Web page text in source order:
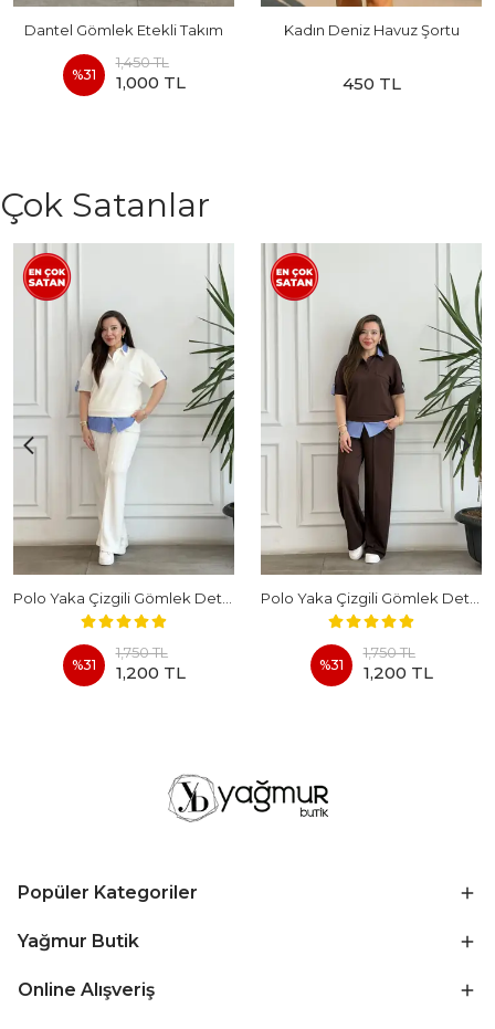
Dantel Gömlek Etekli Takım
%31
1,450 TL
1,000 TL
Kadın Deniz Havuz Şortu
450 TL
Çok Satanlar
%31
1,750 TL
1,200 TL %31
1,750 TL
1,200 TL
Popüler Kategoriler
Yağmur Butik
Online Alışveriş